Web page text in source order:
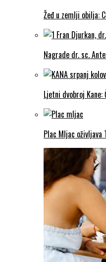
Žeđ u zemlji obilja:
Nagrade dr. sc.
Ljetni dvobroj
Plac Mljac oživljava